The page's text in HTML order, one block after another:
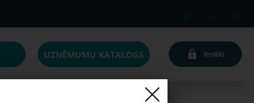
LV
UZŅĒMUMU KATALOGS Ienākt